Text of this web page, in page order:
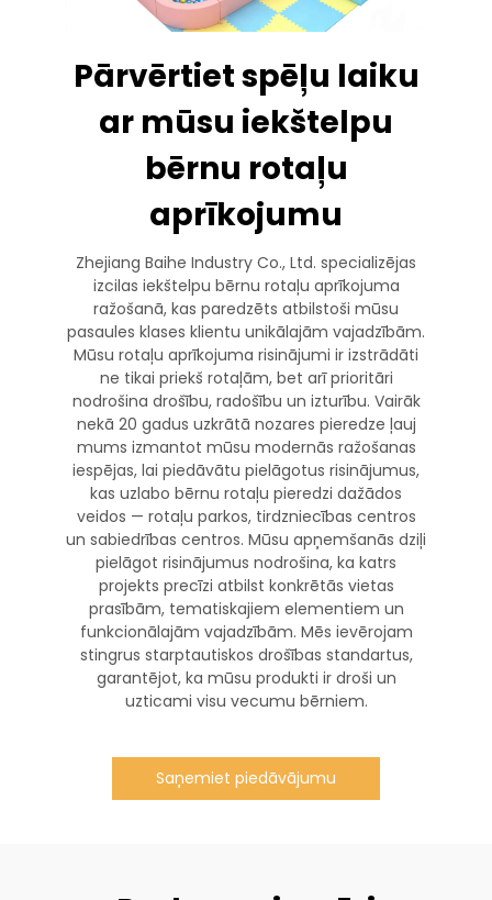
Pārvērtiet spēļu laiku
ar mūsu iekštelpu
bērnu rotaļu
aprīkojumu
Zhejiang Baihe Industry Co., Ltd. specializējas
izcilas iekštelpu bērnu rotaļu aprīkojuma
ražošanā, kas paredzēts atbilstoši mūsu
pasaules klases klientu unikālajām vajadzībām.
Mūsu rotaļu aprīkojuma risinājumi ir izstrādāti
ne tikai priekš rotaļām, bet arī prioritāri
nodrošina drošību, radošību un izturību. Vairāk
nekā 20 gadus uzkrātā nozares pieredze ļauj
mums izmantot mūsu modernās ražošanas
iespējas, lai piedāvātu pielāgotus risinājumus,
kas uzlabo bērnu rotaļu pieredzi dažādos
veidos — rotaļu parkos, tirdzniecības centros
un sabiedrības centros. Mūsu apņemšanās dziļi
pielāgot risinājumus nodrošina, ka katrs
projekts precīzi atbilst konkrētās vietas
prasībām, tematiskajiem elementiem un
funkcionālajām vajadzībām. Mēs ievērojam
stingrus starptautiskos drošības standartus,
garantējot, ka mūsu produkti ir droši un
uzticami visu vecumu bērniem.
Saņemiet piedāvājumu